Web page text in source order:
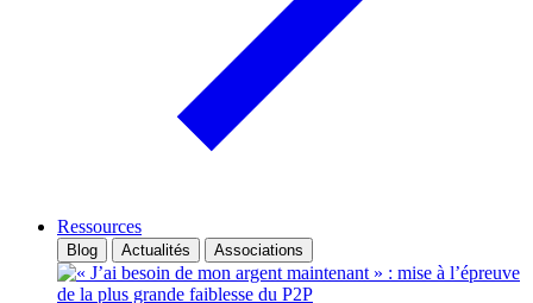
Ressources
Blog Actualités Associations